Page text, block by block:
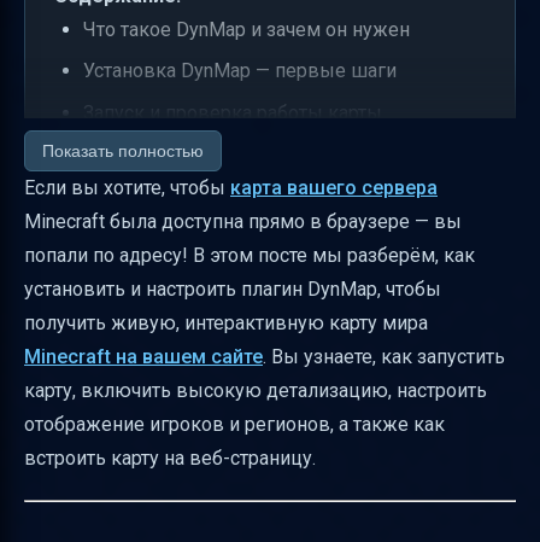
Что такое DynMap и зачем он нужен
Установка DynMap — первые шаги
Запуск и проверка работы карты
Как выбрать и изменить порт для DynMap
Включение режима высокой детализации
(HD)
Настройка отображения миров и их порядка
Отображение игроков и чатов на карте
Интеграция с WorldGuard, Residence и Towny
Как встроить DynMap на сайт через iframe
Показать полностью
Если вы хотите, чтобы карта вашего сервера
Minecraft была доступна прямо в браузере — вы
попали по адресу! В этом посте мы разберём, как
установить и настроить плагин DynMap, чтобы
получить живую, интерактивную карту мира
Minecraft на вашем сайте. Вы узнаете, как запустить
карту, включить высокую детализацию, настроить
отображение игроков и регионов, а также как
встроить карту на веб-страницу.